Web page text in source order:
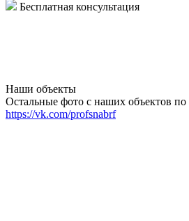
Бесплатная консультация
Наши объекты
Остальные фото с наших объектов по
https://vk.com/profsnabrf